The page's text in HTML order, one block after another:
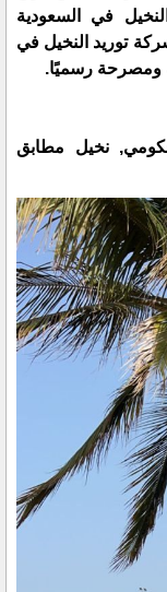
في السعودية
توريد النخيل في
ومصرحة رسميًا.
نخيل مطابق